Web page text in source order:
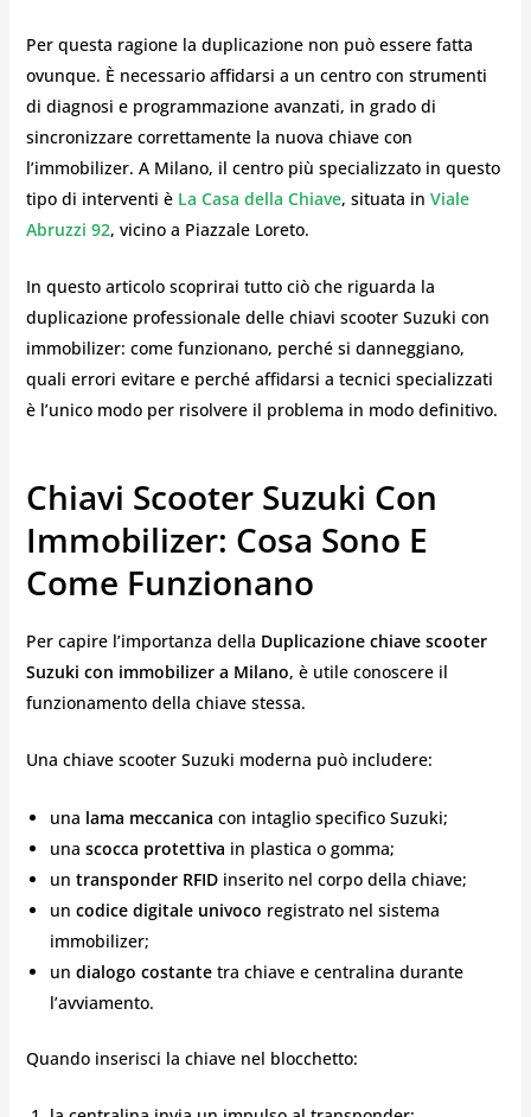
Per questa ragione la duplicazione non può essere fatta
ovunque. È necessario affidarsi a un centro con strumenti
di diagnosi e programmazione avanzati, in grado di
sincronizzare correttamente la nuova chiave con
l’immobilizer. A Milano, il centro più specializzato in questo
tipo di interventi è La Casa della Chiave, situata in Viale
Abruzzi 92, vicino a Piazzale Loreto.
In questo articolo scoprirai tutto ciò che riguarda la
duplicazione professionale delle chiavi scooter Suzuki con
immobilizer: come funzionano, perché si danneggiano,
quali errori evitare e perché affidarsi a tecnici specializzati
è l’unico modo per risolvere il problema in modo definitivo.
Chiavi Scooter Suzuki Con
Immobilizer: Cosa Sono E
Come Funzionano
Per capire l’importanza della Duplicazione chiave scooter
Suzuki con immobilizer a Milano, è utile conoscere il
funzionamento della chiave stessa.
Una chiave scooter Suzuki moderna può includere:
una lama meccanica con intaglio specifico Suzuki;
una scocca protettiva in plastica o gomma;
un transponder RFIDinserito nel corpo della chiave;
un codice digitale univoco registrato nel sistema
immobilizer;
un dialogo costantetra chiave e centralina durante
l’avviamento.
Quando inserisci la chiave nel blocchetto: